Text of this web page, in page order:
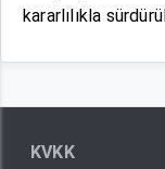
kararlılıkla
KVKK